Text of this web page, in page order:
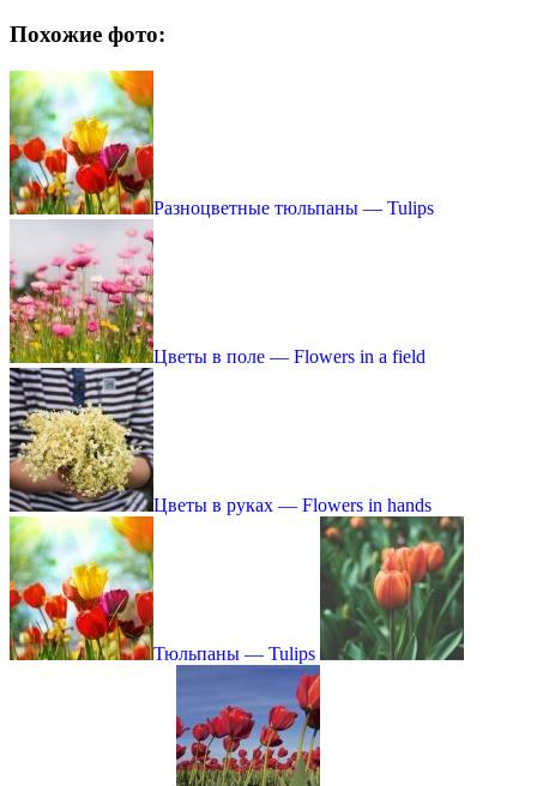
Похожие фото:
Разноцветные тюльпаны — Tulips
Цветы в поле — Flowers in a field
Цветы в руках — Flowers in hands
Тюльпаны — Tulips